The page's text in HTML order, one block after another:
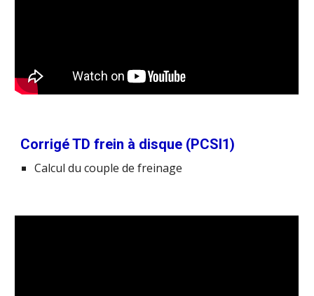
Corrigé TD frein à disque (PCSI1)
Calcul du couple de freinage